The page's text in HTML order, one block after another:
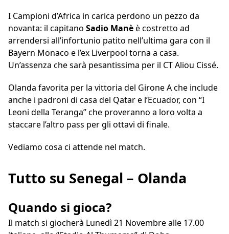
I Campioni d’Africa in carica perdono un pezzo da
novanta: il capitano Sadio Manèè costretto ad
arrendersi all’infortunio patito nell’ultima gara con il
Bayern Monaco e l’ex Liverpool torna a casa.
Un’assenza che sarà pesantissima per il CT Aliou Cissé.
Olanda favorita per la vittoria del Girone A che include
anche i padroni di casa del Qatar e l’Ecuador, con “I
Leoni della Teranga” che proveranno a loro volta a
staccare l’altro pass per gli ottavi di finale.
Vediamo cosa ci attende nel match.
Tutto su Senegal – Olanda
Quando si gioca?
Il match si giocherà Lunedì 21 Novembre alle 17.00